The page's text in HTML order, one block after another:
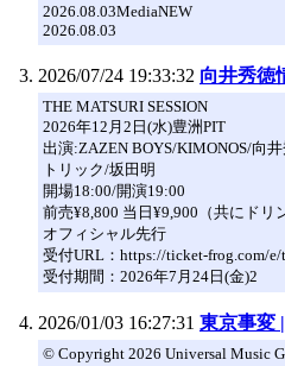
2026.08.03MediaNEW
2026.08.03
2026/07/24 19:33:32 向井秀徳
THE MATSURI SESSION
2026年12月2日(水)豊洲PIT
出演:ZAZEN BOYS/KIMONOS/向
トリック/坂田明
開場18:00/開演19:00
前売¥8,800 当日¥9,900（共にドリ
オフィシャル先行
受付URL：https://ticket-frog.com/e/
受付期間：2026年7月24日(金)2
2026/01/03 16:27:31 東京事変
© Copyright 2026 Universal Music